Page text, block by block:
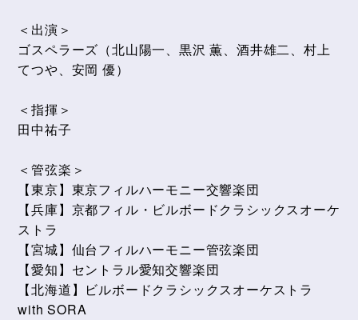
＜出演＞
ゴスペラーズ（北山陽一、黒沢 薫、酒井雄二、村上
てつや、安岡 優）
＜指揮＞
田中祐子
＜管弦楽＞
【東京】東京フィルハーモニー交響楽団
【兵庫】京都フィル・ビルボードクラシックスオーケ
ストラ
【宮城】仙台フィルハーモニー管弦楽団
【愛知】セントラル愛知交響楽団
【北海道】ビルボードクラシックスオーケストラ
with SORA